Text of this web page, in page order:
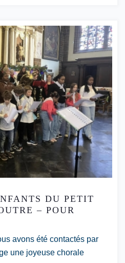
DU PETIT
– POUR
avons été contactés par
une joyeuse chorale